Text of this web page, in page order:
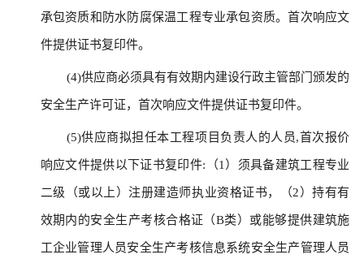
承包资质和防水防腐保温工程专业承包资质。首次响应文
件提供证书复印件。
(4)供应商必须具有有效期内建设行政主管部门颁发的
安全生产许可证，首次响应文件提供证书复印件。
(5)供应商拟担任本工程项目负责人的人员,首次报价
响应文件提供以下证书复印件:（1）须具备建筑工程专业
二级（或以上）注册建造师执业资格证书，（2）持有有
效期内的安全生产考核合格证（B类）或能够提供建筑施
工企业管理人员安全生产考核信息系统安全生产管理人员